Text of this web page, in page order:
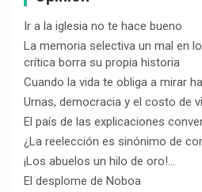
Ir a la iglesia no te hace bueno
La memoria selectiva un mal en
crítica borra su propia historia
Cuando la vida te obliga a mirar
Urnas, democracia y el costo de
El país de las explicaciones
¿La reelección es sinónimo de
¡Los abuelos un hilo de oro!…
El desplome de Noboa